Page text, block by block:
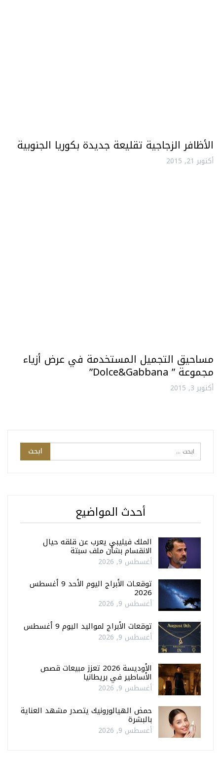
الأظافر الزجاجية تقليعة جديدة بكوريا الجنوبية
أكتوبر 21, 2015
مساحيق التجميل المستخدمة في عرض أزياء
مجموعة ” Dolce&Gabbana”
أكتوبر 3, 2015
أحدث المواضيع
الملك فيليبي يعرب عن قلقه حيال
الانقسام بشأن ملف سبتة
أغسطس 9, 2026
توقعـات الأبراج اليوم الأحد 9 أغسطس
2026
أغسطس 9, 2026
توقعات الأبراج لمواليد اليوم 9 أغسطس
أغسطس 9, 2026
الأوديسة 2026 تعزز مبيعات قصص
الأساطير في بريطانيا
أغسطس 9, 2026
حمض الهيالورونيك يتصدر مشهد العناية
بالبشرة
أغسطس 9, 2026